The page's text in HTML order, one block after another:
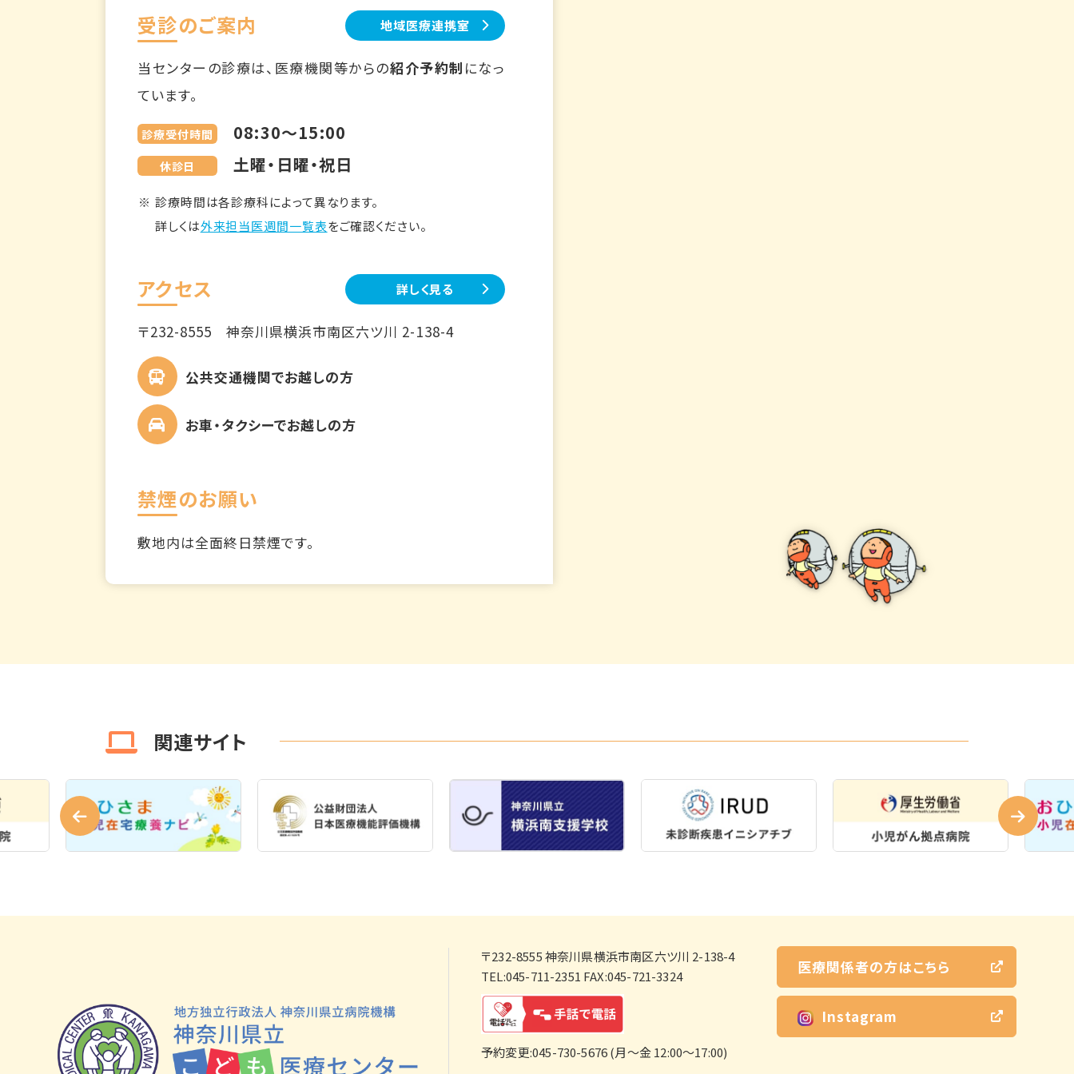
受診のご案内 地域医療連携室
当センターの診療は、医療機関等からの紹介予約制 になっ
ています。
診療受付時間 08:30～15:00
休診日 土曜・日曜・祝日
診療時間は各診療科によって異なります。
詳しくは外来担当医週間一覧表をご確認ください。
アクセス 詳しく見る
〒232-8555神奈川県横浜市南区六ツ川 2-138-4
公共交通機関でお越しの方
お車・タクシーでお越しの方
禁煙のお願い
敷地内は全面終日禁煙です。
関連サイト
〒232-8555神奈川県横浜市南区六ツ川 2-138-4
TEL:045-711-2351 FAX:045-721-3324
予約変更:045-730-5676 (月～金 12:00～17:00)
医療関係者の方はこちら
Instagram